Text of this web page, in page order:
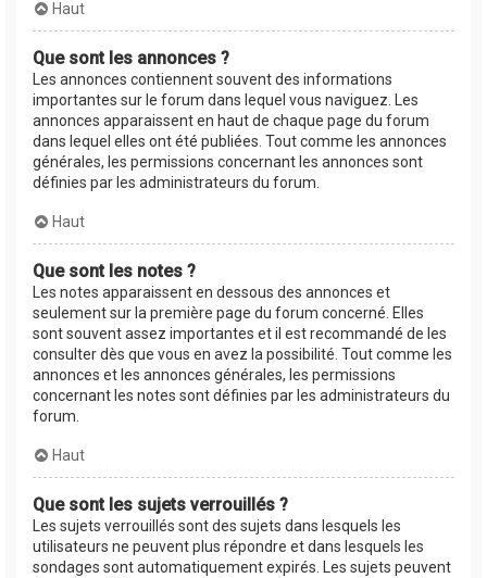
Haut
Que sont les annonces ?
Les annonces contiennent souvent des informations
importantes sur le forum dans lequel vous naviguez. Les
annonces apparaissent en haut de chaque page du forum
dans lequel elles ont été publiées. Tout comme les annonces
générales, les permissions concernant les annonces sont
définies par les administrateurs du forum.
Haut
Que sont les notes ?
Les notes apparaissent en dessous des annonces et
seulement sur la première page du forum concerné. Elles
sont souvent assez importantes et il est recommandé de les
consulter dès que vous en avez la possibilité. Tout comme les
annonces et les annonces générales, les permissions
concernant les notes sont définies par les administrateurs du
forum.
Haut
Que sont les sujets verrouillés ?
Les sujets verrouillés sont des sujets dans lesquels les
utilisateurs ne peuvent plus répondre et dans lesquels les
sondages sont automatiquement expirés. Les sujets peuvent